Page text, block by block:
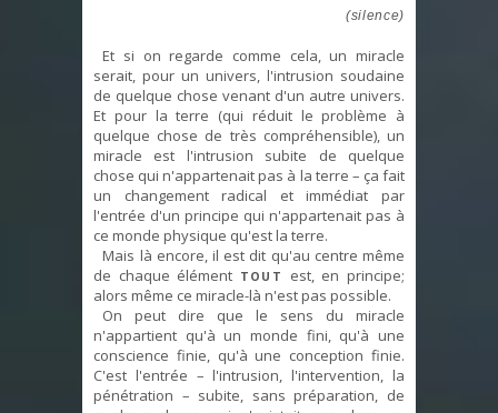
(silence)
Et si on regarde comme cela, un miracle
serait, pour un univers, l'intrusion soudaine
de quelque chose venant d'un autre univers.
Et pour la terre (qui réduit le problème à
quelque chose de très compréhensible), un
miracle est l'intrusion subite de quelque
chose qui n'appartenait pas à la terre – ça fait
un changement radical et immédiat par
l'entrée d'un principe qui n'appartenait pas à
ce monde physique qu'est la terre.
Mais là encore, il est dit qu'au centre même
de chaque élément TOUT
est, en principe;
alors même ce miracle-là n'est pas possible.
On peut dire que le sens du miracle
n'appartient qu'à un monde fini, qu'à une
conscience finie, qu'à une conception finie.
C'est l'entrée – l'intrusion, l'intervention, la
pénétration – subite, sans préparation, de